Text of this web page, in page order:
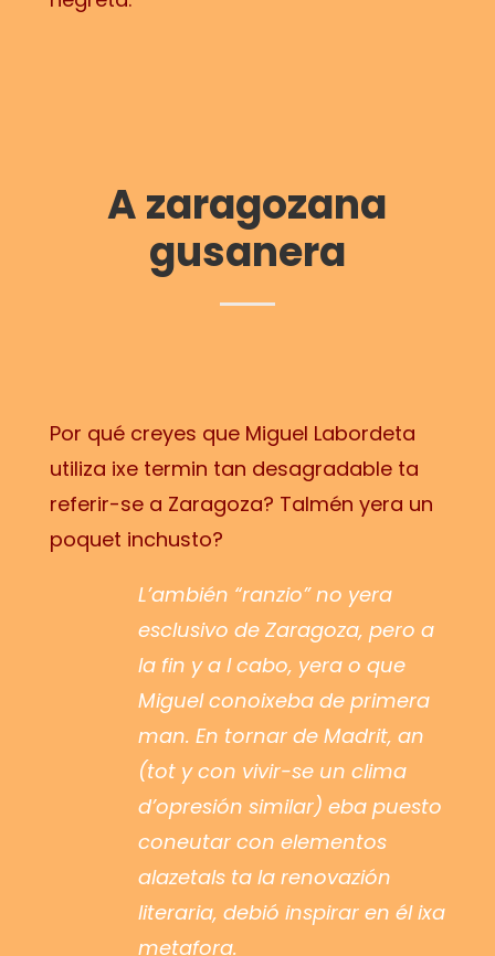
A zaragozana
gusanera
Por qué creyes que Miguel Labordeta
utiliza ixe termin tan desagradable ta
referir-se a Zaragoza? Talmén yera un
poquet inchusto?
L’ambién “ranzio” no yera
esclusivo de Zaragoza, pero a
la fin y a l cabo, yera o que
Miguel conoixeba de primera
man. En tornar de Madrit, an
(tot y con vivir-se un clima
d’opresión similar) eba puesto
coneutar con elementos
alazetals ta la renovazión
literaria, debió inspirar en él ixa
metafora.